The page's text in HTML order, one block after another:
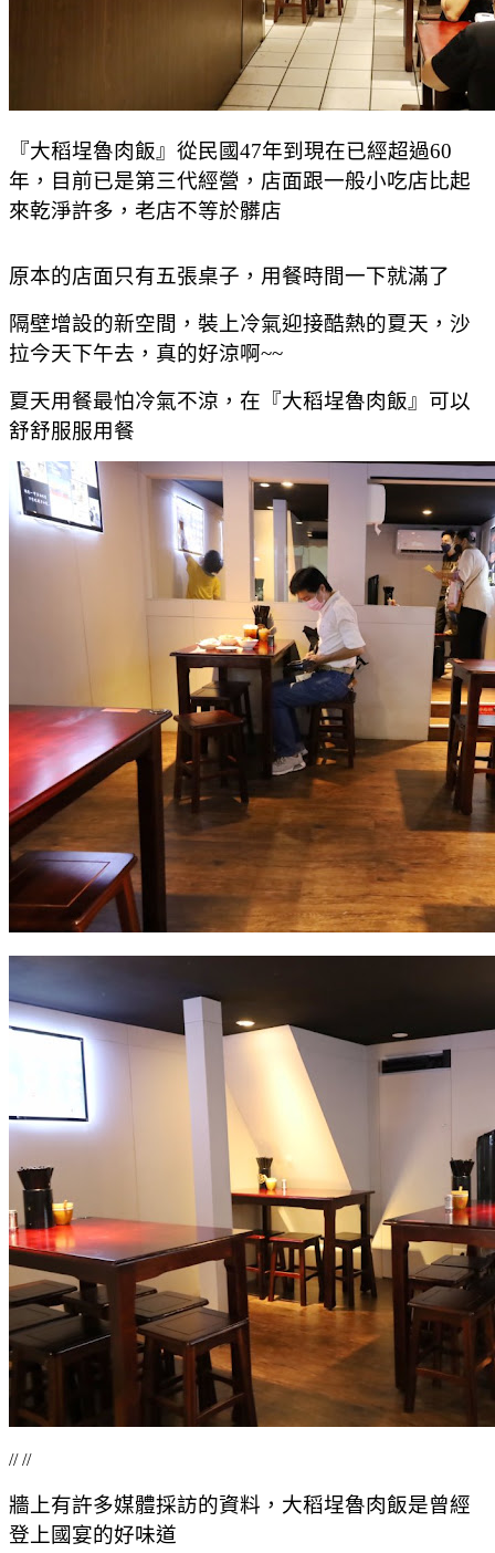
『大稻埕魯肉飯』從民國47年到現在已經超過60
年，目前已是第三代經營，店面跟一般小吃店比起
來乾淨許多，老店不等於髒店
原本的店面只有五張桌子，用餐時間一下就滿了
隔壁增設的新空間，裝上冷氣迎接酷熱的夏天，沙
拉今天下午去，真的好涼啊~~
夏天用餐最怕冷氣不涼，在『大稻埕魯肉飯』可以
舒舒服服用餐
// //
牆上有許多媒體採訪的資料，大稻埕魯肉飯是曾經
登上國宴的好味道